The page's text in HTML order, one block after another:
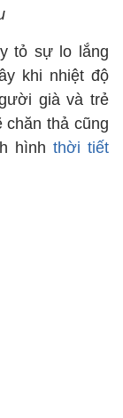
tỏ sự lo lắng
khi nhiệt độ
già và trẻ
chăn thả cũng
hìnhthời tiết